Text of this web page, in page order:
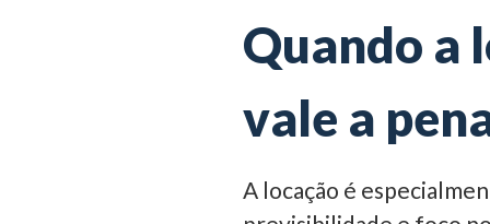
Quando a
vale a
A locação é